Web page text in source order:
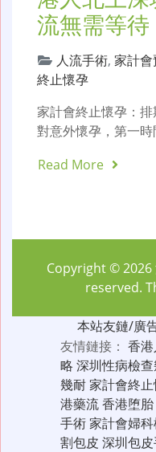
流無需等待
人流手術, 家計會
終止懷孕
家計會終止懷孕：
對意外懷孕，第一
Read More
Copyright © 2026
reserved.
本站友鏈/廣
友情鏈接： 香
略 深圳性病檢
幾耐家計會終
港藥流香港堕胎
手術家計會婦
割包皮 深圳包